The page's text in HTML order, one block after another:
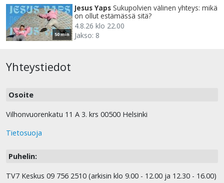
50 min
Jesus Yaps Sukupolvien välinen yhteys: mikä
on ollut estämässä sitä?
4.8.26 klo 22.00
Jakso: 8
Yhteystiedot
Osoite
Vilhonvuorenkatu 11 A 3. krs 00500 Helsinki
Tietosuoja
Puhelin:
TV7 Keskus 09 756 2510 (arkisin klo 9.00 - 12.00 ja 12.30 - 16.00)